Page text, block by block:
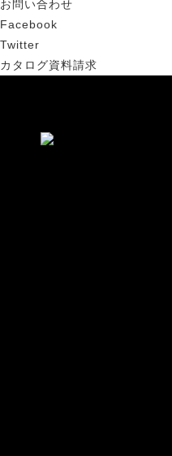
お問い合わせ
Facebook
Twitter
カタログ資料請求